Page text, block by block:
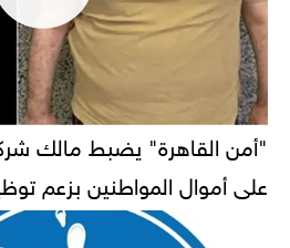
"أمن القاهرة" يضبط مالك
على أموال المواطنين بزعم